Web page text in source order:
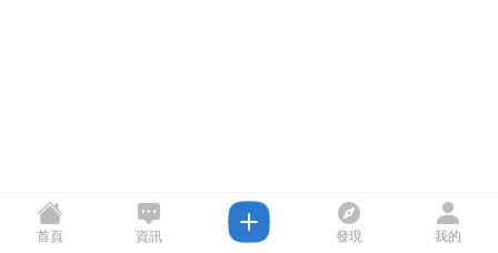
首頁 資訊 發現 我的